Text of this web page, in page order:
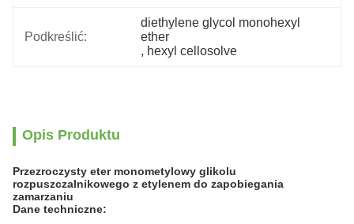
Podkreślić:
diethylene glycol monohexyl
ether
, hexyl cellosolve
Opis Produktu
Przezroczysty eter monometylowy glikolu
rozpuszczalnikowego z etylenem do zapobiegania
zamarzaniu
Dane techniczne: